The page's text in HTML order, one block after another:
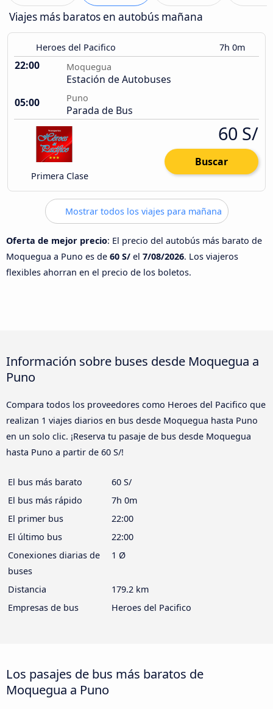
Viajes más baratos en autobús mañana
Heroes del Pacifico 7h 0m
22:00 Moquegua
Estación de Autobuses
05:00
Puno
Parada de Bus
Primera Clase
60 S/
Buscar
Mostrar todos los viajes para mañana
Oferta de mejor precio: El precio del autobús más barato de
Moquegua a Puno es de 60 S/ el 7/08/2026. Los viajeros
flexibles ahorran en el precio de los boletos.
Información sobre buses desde Moquegua a
Puno
Compara todos los proveedores como Heroes del Pacifico que
realizan 1 viajes diarios en bus desde Moquegua hasta Puno
en un solo clic. ¡Reserva tu pasaje de bus desde Moquegua
hasta Puno a partir de 60 S/!
El bus más barato
60 S/
El bus más rápido
7h 0m
El primer bus
22:00
El último bus
22:00
Conexiones diarias de
buses
1 Ø
Distancia
179.2 km
Empresas de bus
Heroes del Pacifico
Los pasajes de bus más baratos de
Moquegua a Puno